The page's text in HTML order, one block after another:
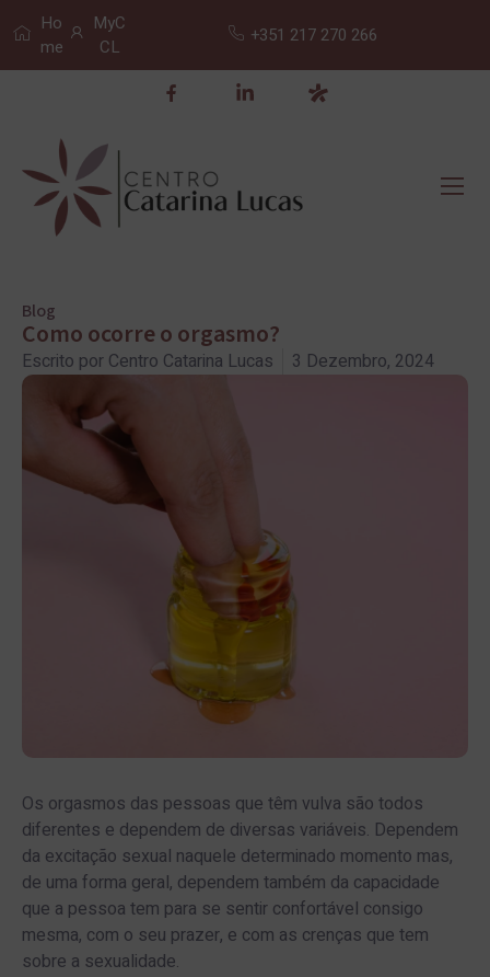
Ho
me
MyC
CL
+351 217 270 266
Blog
Como ocorre o orgasmo?
Escrito por Centro Catarina Lucas 3 Dezembro, 2024
Os orgasmos das pessoas que têm vulva são todos
diferentes e dependem de diversas variáveis. Dependem
da excitação sexual naquele determinado momento mas,
de uma forma geral, dependem também da capacidade
que a pessoa tem para se sentir confortável consigo
mesma, com o seu prazer, e com as crenças que tem
sobre a sexualidade.